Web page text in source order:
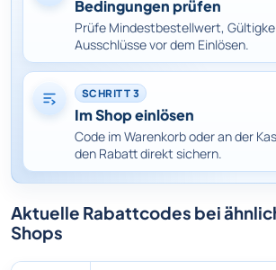
Bedingungen prüfen
Prüfe Mindestbestellwert,
Ausschlüsse vor dem Einlösen.
SCHRITT 3
Im Shop einlösen
Code im Warenkorb oder an der
den Rabatt direkt sichern.
Aktuelle Rabattcodes bei
Shops